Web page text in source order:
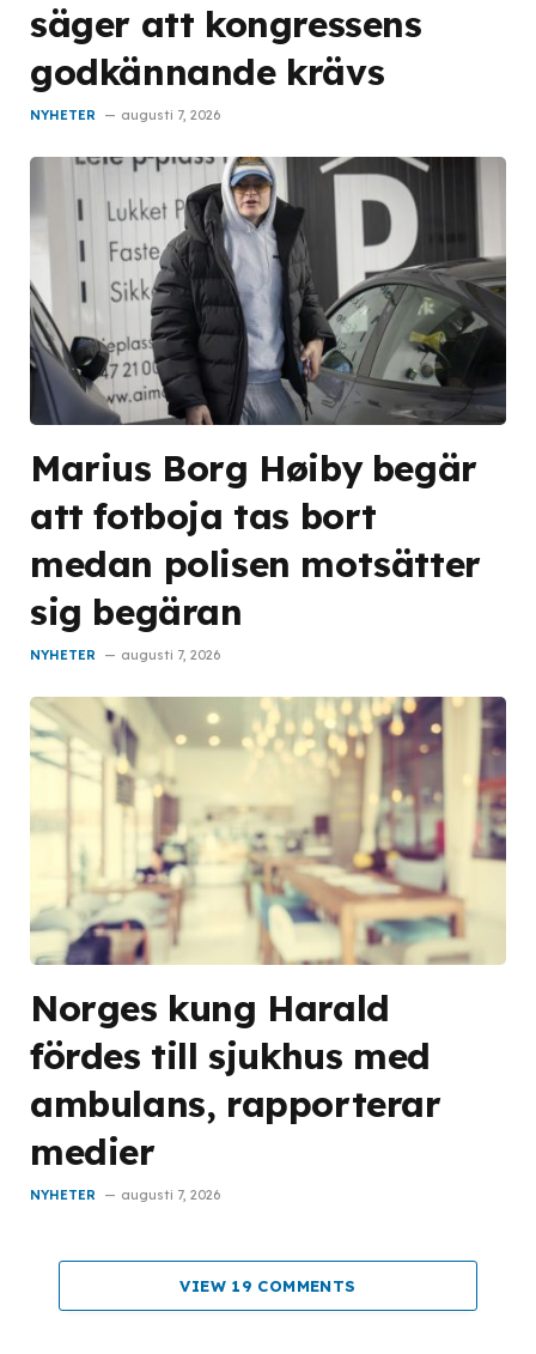
säger att kongressens
godkännande krävs
NYHETER augusti 7, 2026
Marius Borg Høiby begär
att fotboja tas bort
medan polisen motsätter
sig begäran
NYHETER augusti 7, 2026
Norges kung Harald
fördes till sjukhus med
ambulans, rapporterar
medier
NYHETER augusti 7, 2026
VIEW 19 COMMENTS